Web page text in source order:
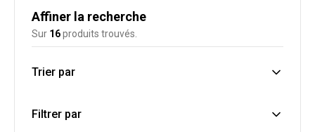
Affiner la recherche
Sur 16produits trouvés.
Trier par
Filtrer par